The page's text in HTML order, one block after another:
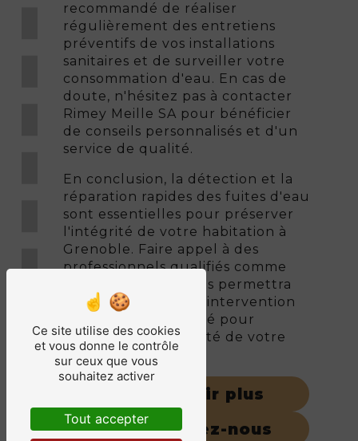
recommandé de réaliser
régulièrement des entretiens
préventifs de vos installations
sanitaires et de surveiller votre
consommation d'eau. En cas de
doute, n'hésitez pas à contacter
Rimey Meille SA pour bénéficier
de conseils personnalisés et d'un
service de qualité.
En conclusion, la détection et la
réparation rapides des fuites d'eau
sont essentielles pour préserver
l'intégrité de votre habitation à
Grenoble. Faire appel à des
professionnels qualifiés comme
Rimey Meille SA vous permettra
de bénéficier d'une intervention
efficace et de qualité pour
garantir la tranquillité de votre
foyer.
En savoir plus
Contactez-nous
Ce site utilise des cookies
et vous donne le contrôle
sur ceux que vous
souhaitez activer
Tout accepter